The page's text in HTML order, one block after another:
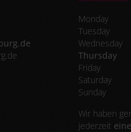
Monday
Tuesday
Wednesday
Thursday
Friday
Saturday
Sunday
Wir haben
jederzeit